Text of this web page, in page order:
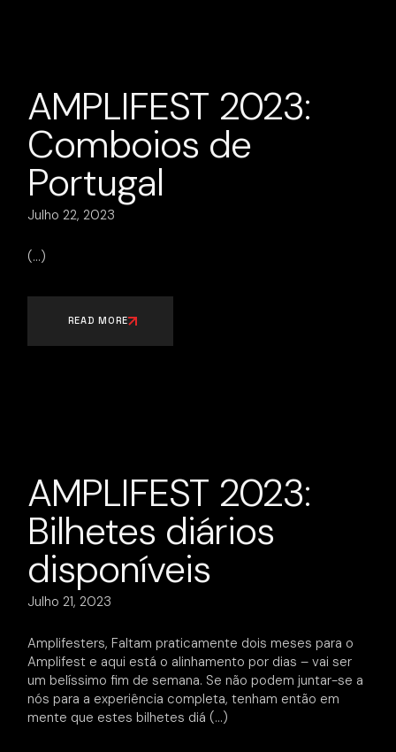
AMPLIFEST 2023:
Comboios de
Portugal
Julho 22, 2023
READ MORE
AMPLIFEST 2023:
Bilhetes diários
disponíveis
Julho 21, 2023
Amplifesters, Faltam praticamente dois meses para o
Amplifest e aqui está o alinhamento por dias – vai ser
um belíssimo fim de semana. Se não podem juntar-se a
nós para a experiência completa, tenham então em
mente que estes bilhetes diá